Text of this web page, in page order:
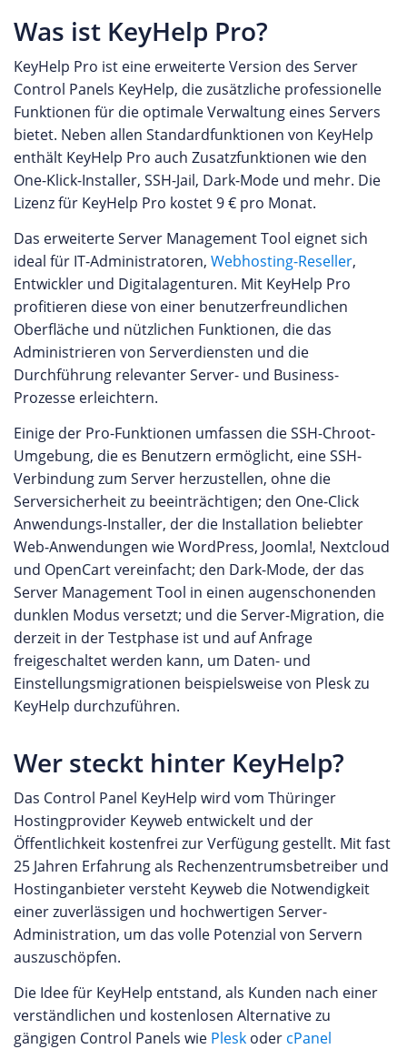
Was ist KeyHelp Pro?
KeyHelp Pro ist eine erweiterte Version des Server
Control Panels KeyHelp, die zusätzliche professionelle
Funktionen für die optimale Verwaltung eines Servers
bietet. Neben allen Standardfunktionen von KeyHelp
enthält KeyHelp Pro auch Zusatzfunktionen wie den
One-Klick-Installer, SSH-Jail, Dark-Mode und mehr. Die
Lizenz für KeyHelp Pro kostet 9 € pro Monat.
Das erweiterte Server Management Tool eignet sich
ideal für IT-Administratoren, Webhosting-Reseller,
Entwickler und Digitalagenturen. Mit KeyHelp Pro
profitieren diese von einer benutzerfreundlichen
Oberfläche und nützlichen Funktionen, die das
Administrieren von Serverdiensten und die
Durchführung relevanter Server- und Business-
Prozesse erleichtern.
Einige der Pro-Funktionen umfassen die SSH-Chroot-
Umgebung, die es Benutzern ermöglicht, eine SSH-
Verbindung zum Server herzustellen, ohne die
Serversicherheit zu beeinträchtigen; den One-Click
Anwendungs-Installer, der die Installation beliebter
Web-Anwendungen wie WordPress, Joomla!, Nextcloud
und OpenCart vereinfacht; den Dark-Mode, der das
Server Management Tool in einen augenschonenden
dunklen Modus versetzt; und die Server-Migration, die
derzeit in der Testphase ist und auf Anfrage
freigeschaltet werden kann, um Daten- und
Einstellungsmigrationen beispielsweise von Plesk zu
KeyHelp durchzuführen.
Wer steckt hinter KeyHelp?
Das Control Panel KeyHelp wird vom Thüringer
Hostingprovider Keyweb entwickelt und der
Öffentlichkeit kostenfrei zur Verfügung gestellt. Mit fast
25 Jahren Erfahrung als Rechenzentrumsbetreiber und
Hostinganbieter versteht Keyweb die Notwendigkeit
einer zuverlässigen und hochwertigen Server-
Administration, um das volle Potenzial von Servern
auszuschöpfen.
Die Idee für KeyHelp entstand, als Kunden nach einer
verständlichen und kostenlosen Alternative zu
gängigen Control Panels wie Plesk oder cPanel